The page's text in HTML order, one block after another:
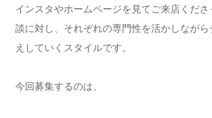
インスタやホームページを見てご来店くだ
談に対し、それぞれの専門性を活かしなが
えしていくスタイルです。
今回募集するのは、